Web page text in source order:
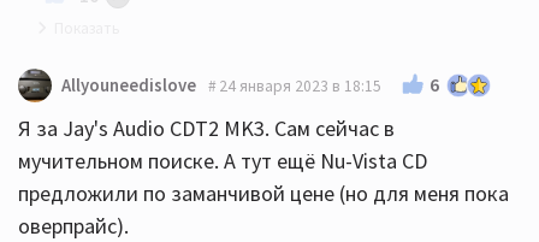
51xr ый новый один есть за вменяемые деньги, но
отзывы по ним больно уж противоречивые
Allyouneedislove 24 января 2023 в 18:15 6
Я за Jay's Audio CDT2 MK3. Сам сейчас в
мучительном поиске. А тут ещё Nu-Vista CD
предложили по заманчивой цене (но для меня пока
оверпрайс).